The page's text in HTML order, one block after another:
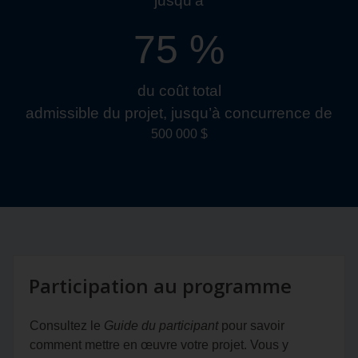
75 %
du coût total
admissible du projet, jusqu’à concurrence de
500 000 $
Participation au programme
Consultez le Guide du participantpour savoir
comment mettre en œuvre votre projet. Vous y